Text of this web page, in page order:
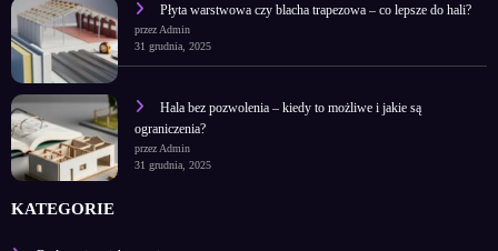
Płyta warstwowa czy blacha trapezowa – co lepsze do hali?
przez Admin
31 grudnia, 2025
Hala bez pozwolenia – kiedy to możliwe i jakie są
ograniczenia?
przez Admin
31 grudnia, 2025
KATEGORIE